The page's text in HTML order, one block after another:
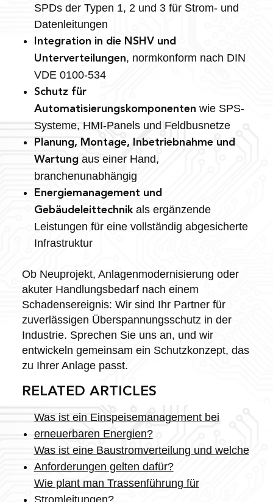
SPDs der Typen 1, 2 und 3 für Strom- und
Datenleitungen
Integration in die NSHV und
Unterverteilungen, normkonform nach DIN
VDE 0100-534
Schutz für
Automatisierungskomponenten wie SPS-
Systeme, HMI-Panels und Feldbusnetze
Planung, Montage, Inbetriebnahme und
Wartungaus einer Hand,
branchenunabhängig
Energiemanagement und
Gebäudeleittechnikals ergänzende
Leistungen für eine vollständig abgesicherte
Infrastruktur
Ob Neuprojekt, Anlagenmodernisierung oder
akuter Handlungsbedarf nach einem
Schadensereignis: Wir sind Ihr Partner für
zuverlässigen Überspannungsschutz in der
Industrie. Sprechen Sie uns an, und wir
entwickeln gemeinsam ein Schutzkonzept, das
zu Ihrer Anlage passt.
RELATED ARTICLES
Was ist ein Einspeisemanagement bei
erneuerbaren Energien?
Was ist eine Baustromverteilung und welche
Anforderungen gelten dafür?
Wie plant man Trassenführung für